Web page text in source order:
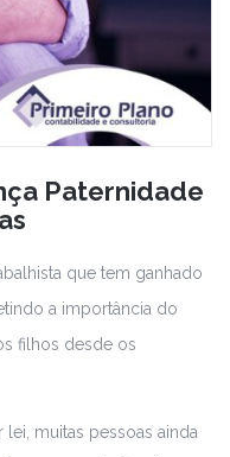
Paternidade
que tem ganhado
a importância do
filhos desde os
muitas pessoas ainda